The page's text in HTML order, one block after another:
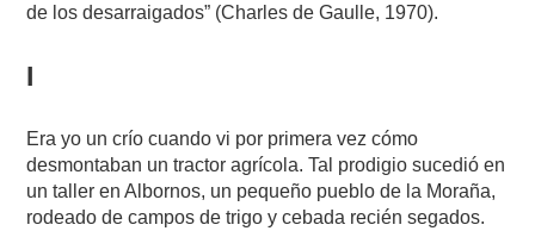
de los desarraigados” (Charles de Gaulle, 1970).
I
Era yo un crío cuando vi por primera vez cómo
desmontaban un tractor agrícola. Tal prodigio sucedió en
un taller en Albornos, un pequeño pueblo de la Moraña,
rodeado de campos de trigo y cebada recién segados.